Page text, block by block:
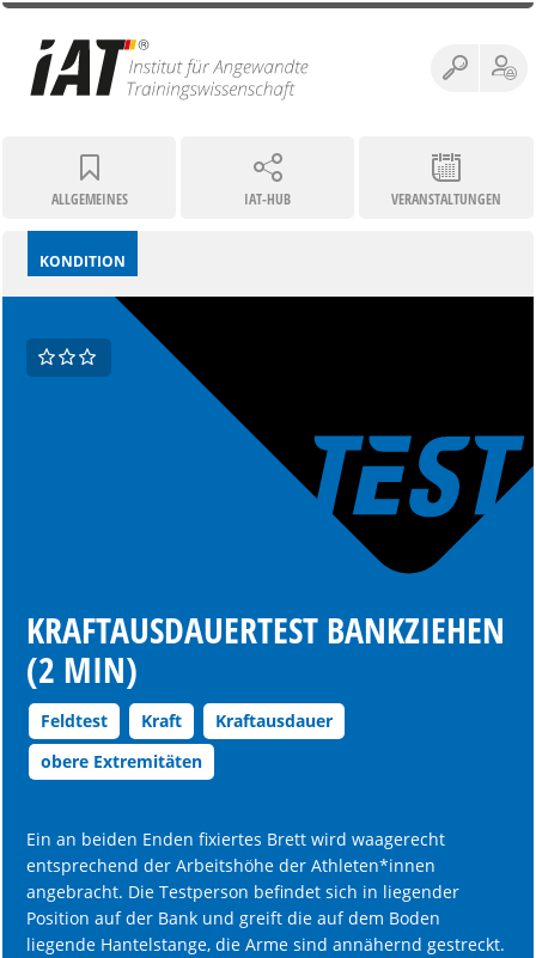
ALLGEMEINES IAT-HUB VERANSTALTUNGEN
KONDITION
KRAFTAUSDAUERTEST BANKZIEHEN
(2 MIN)
Feldtest Kraft
Kraftausdauer
obere Extremitäten
Ein an beiden Enden fixiertes Brett wird waagerecht
entsprechend der Arbeitshöhe der Athleten*innen
angebracht. Die Testperson befindet sich in liegender
Position auf der Bank und greift die auf dem Boden
liegende Hantelstange, die Arme sind annähernd gestreckt.